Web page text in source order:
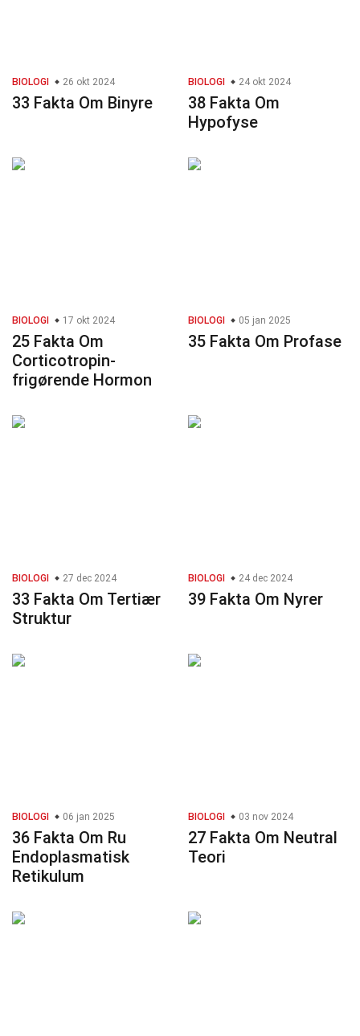
BIOLOGI 26 okt 2024
33 Fakta Om Binyre
BIOLOGI 24 okt 2024
38 Fakta Om
Hypofyse
BIOLOGI 17 okt 2024
25 Fakta Om
Corticotropin-
frigørende Hormon
BIOLOGI 05 jan 2025
35 Fakta Om Profase
BIOLOGI 27 dec 2024
33 Fakta Om Tertiær
Struktur
BIOLOGI 24 dec 2024
39 Fakta Om Nyrer
BIOLOGI 06 jan 2025
36 Fakta Om Ru
Endoplasmatisk
Retikulum
BIOLOGI 03 nov 2024
27 Fakta Om Neutral
Teori